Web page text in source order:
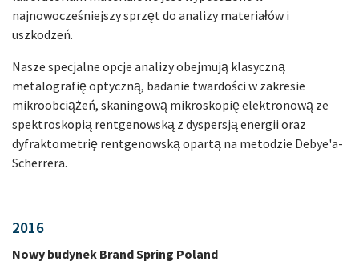
najnowocześniejszy sprzęt do analizy materiałów i
uszkodzeń.
Nasze specjalne opcje analizy obejmują klasyczną
metalografię optyczną, badanie twardości w zakresie
mikroobciążeń, skaningową mikroskopię elektronową ze
spektroskopią rentgenowską z dyspersją energii oraz
dyfraktometrię rentgenowską opartą na metodzie Debye'a-
Scherrera.
2016
Nowy budynek Brand Spring Poland